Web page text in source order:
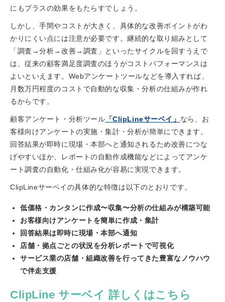
にもプラスの効果をもたらすでしょう。
しかし、手間やコストが大きく、具体的な改善ポイントがわ
かりにくい点には注意が必要です。継続的な取り組みとして
「調査→分析→改善→調査」といったサイクルを回すうえで
は、従来の顧客満足度調査のほうがコストパフォーマンスは
よいといえます。Webアンケートツールなどを導入すれば、
月数万円程度のコストで自動的な収集・分析の仕組みが作れ
るからです。
顧客アンケート・分析ツール 「ClipLineサーベイ」 なら、お
客様向けアンケートの実施・集計・分析が簡単にできます。
回答結果が即時に現場・本部へと通知されるため改善につな
げやすいほか、レポートの自動作成機能などによってアンケ
ート調査の自動化・仕組み化が容易に実現できます。
ClipLineサーベイの具体的な特徴は以下のとおりです。
低価格・カンタンに作成〜収集〜分析の仕組みが構築可能
お客様向けアンケートを簡単に作成・集計
回答結果は即時に現場・本部へ通知
店舗・拠点ごとの状況を分析レポートで可視化
サービス業の店舗・組織改善を行ってきた豊富なノウハウ
で伴走支援
ClipLine サーベイ 詳しくはこちら